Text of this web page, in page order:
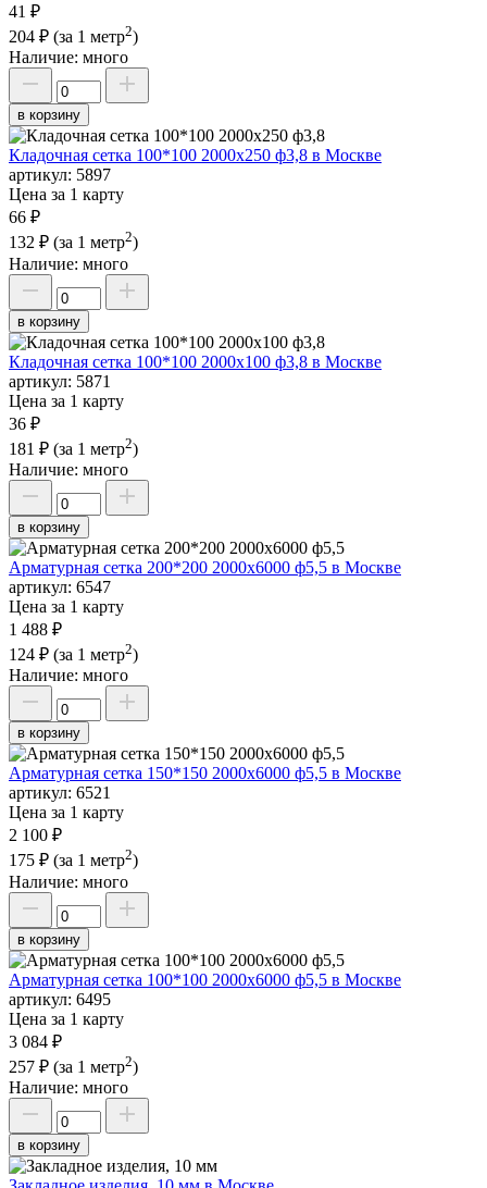
41 ₽
204 ₽ (за 1 метр2)
Наличие: много
в корзину
Кладочная сетка 100*100 2000х250 ф3,8 в Москве
артикул: 5897
Цена за 1 карту
66 ₽
132 ₽ (за 1 метр2)
Наличие: много
в корзину
Кладочная сетка 100*100 2000х100 ф3,8 в Москве
артикул: 5871
Цена за 1 карту
36 ₽
181 ₽ (за 1 метр2)
Наличие: много
в корзину
Арматурная сетка 200*200 2000х6000 ф5,5 в Москве
артикул: 6547
Цена за 1 карту
1 488 ₽
124 ₽ (за 1 метр2)
Наличие: много
в корзину
Арматурная сетка 150*150 2000х6000 ф5,5 в Москве
артикул: 6521
Цена за 1 карту
2 100 ₽
175 ₽ (за 1 метр2)
Наличие: много
в корзину
Арматурная сетка 100*100 2000х6000 ф5,5 в Москве
артикул: 6495
Цена за 1 карту
3 084 ₽
257 ₽ (за 1 метр2)
Наличие: много
в корзину